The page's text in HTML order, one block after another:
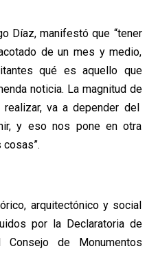
Díaz, manifestó que “tener
de un mes y medio,
qué es aquello que
noticia. La magnitud de
va a depender del
y eso nos pone en otra
arquitectónico y social
por la Declaratoria de
de Monumentos